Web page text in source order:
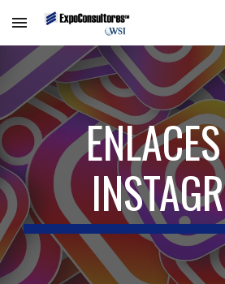
Skip to main content